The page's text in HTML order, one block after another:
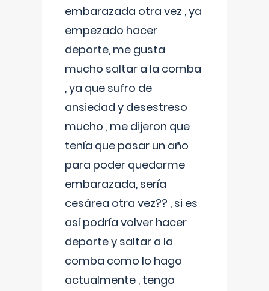
embarazada otra vez , ya
empezado hacer
deporte, me gusta
mucho saltar a la comba
, ya que sufro de
ansiedad y desestreso
mucho , me dijeron que
tenía que pasar un año
para poder quedarme
embarazada, sería
cesárea otra vez?? , si es
así podría volver hacer
deporte y saltar a la
comba como lo hago
actualmente , tengo